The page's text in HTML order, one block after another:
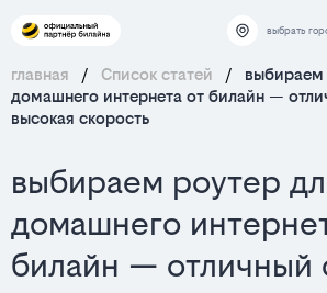
выбрать
главная / Список статей /
выбираем
домашнего интернета от билайн —
высокая скорость
выбираем роутер
домашнего
билайн — отличный